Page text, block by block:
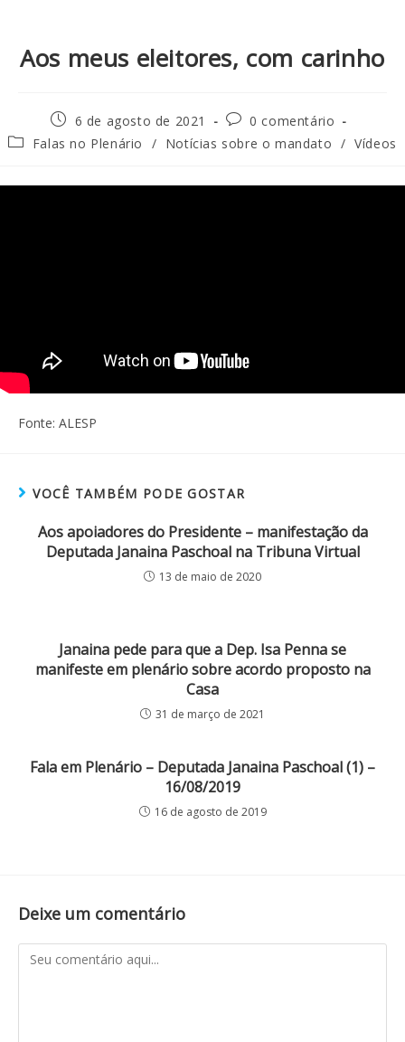
Aos meus eleitores, com carinho
6 de agosto de 2021
0 comentário
Falas no Plenário
/ Notícias sobre o mandato / Vídeos
Fonte: ALESP
VOCÊ TAMBÉM PODE GOSTAR
Aos apoiadores do Presidente – manifestação da
Deputada Janaina Paschoal na Tribuna Virtual
13 de maio de 2020
Janaina pede para que a Dep. Isa Penna se
manifeste em plenário sobre acordo proposto na
Casa
31 de março de 2021
Fala em Plenário – Deputada Janaina Paschoal (1) –
16/08/2019
16 de agosto de 2019
Deixe um comentário